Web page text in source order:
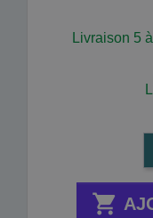
Livraison 5
